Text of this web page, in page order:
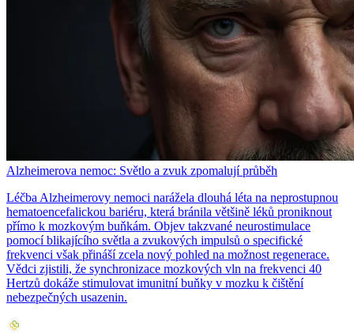
Alzheimerova nemoc: Světlo a zvuk zpomalují průběh
Léčba Alzheimerovy nemoci narážela dlouhá léta na neprostupnou
hematoencefalickou bariéru, která bránila většině léků proniknout
přímo k mozkovým buňkám. Objev takzvané neurostimulace
pomocí blikajícího světla a zvukových impulsů o specifické
frekvenci však přináší zcela nový pohled na možnost regenerace.
Vědci zjistili, že synchronizace mozkových vln na frekvenci 40
Hertzů dokáže stimulovat imunitní buňky v mozku k čištění
nebezpečných usazenin.